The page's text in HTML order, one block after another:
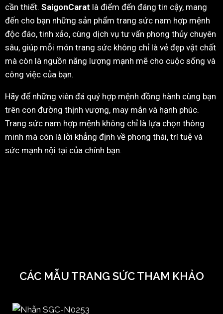
cần thiết. SaigonCarat là điểm đến đáng tin cậy, mang
đến cho bạn những sản phẩm trang sức nam hợp mệnh
độc đáo, tinh xảo, cùng dịch vụ tư vấn phong thủy chuyên
sâu, giúp mỗi món trang sức không chỉ là vẻ đẹp vật chất
mà còn là nguồn năng lượng mạnh mẽ cho cuộc sống và
công việc của bạn.
Hãy để những viên đá quý hợp mệnh đồng hành cùng bạn
trên con đường thịnh vượng, may mắn và hạnh phúc.
Trang sức nam hợp mệnh không chỉ là lựa chọn thông
minh mà còn là lời khẳng định về phong thái, trí tuệ và
sức mạnh nội tại của chính bạn.
CÁC MẪU TRANG SỨC THAM KHẢO